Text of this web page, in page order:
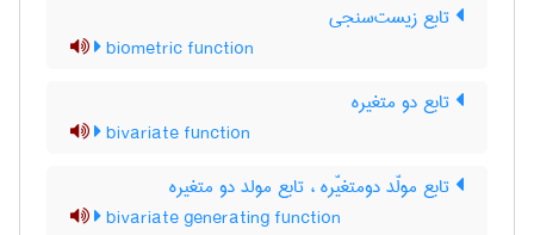
تابع زیست‌سنجی
biometric function
تابع دو متغیره
bivariate function
تابع مولّد دومتغیّره ، تابع مولد دو متغیره
bivariate generating function